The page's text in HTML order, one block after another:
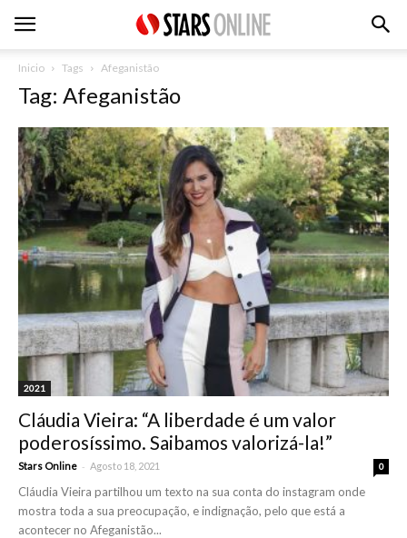
Inicio Tags Afeganistão
Tag: Afeganistão
2021
Cláudia Vieira: “A liberdade é um valor
poderosíssimo. Saibamos valorizá-la!”
Stars Online - Agosto 18, 2021 0
Cláudia Vieira partilhou um texto na sua conta do instagram onde
mostra toda a sua preocupação, e indignação, pelo que está a
acontecer no Afeganistão...